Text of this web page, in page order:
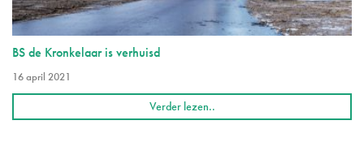
BS de Kronkelaar is verhuisd
16 april 2021
Verder lezen..